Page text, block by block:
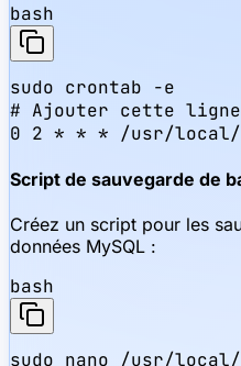
bash
sudo crontab -e
# Ajouter cette ligne
0 2 * * * /usr/local/
Script de sauvegarde de
Créez un script pour les
données MySQL :
bash
sudo nano /usr/local/